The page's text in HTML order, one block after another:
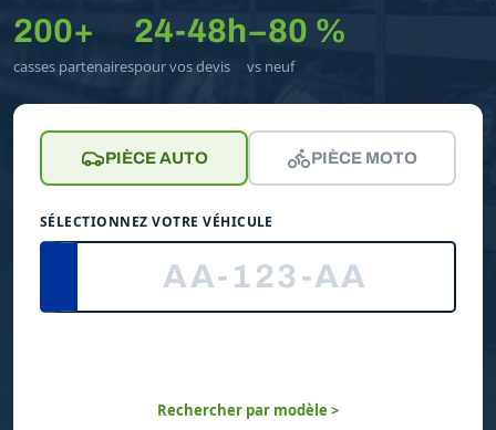
200+
casses partenaires
24-48h
pour vos devis
−80 %
vs neuf
PIÈCE AUTO PIÈCE MOTO
SÉLECTIONNEZ VOTRE VÉHICULE
Rechercher par modèle >